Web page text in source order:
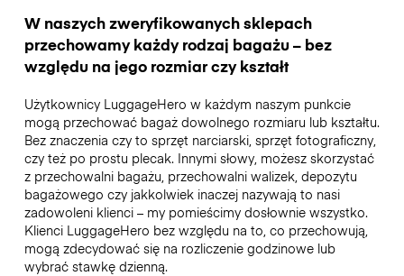
W naszych zweryfikowanych sklepach
przechowamy każdy rodzaj bagażu – bez
względu na jego rozmiar czy kształt
Użytkownicy LuggageHero w każdym naszym punkcie
mogą przechować bagaż dowolnego rozmiaru lub kształtu.
Bez znaczenia czy to sprzęt narciarski, sprzęt fotograficzny,
czy też po prostu plecak. Innymi słowy, możesz skorzystać
z przechowalni bagażu, przechowalni walizek, depozytu
bagażowego czy jakkolwiek inaczej nazywają to nasi
zadowoleni klienci – my pomieścimy dosłownie wszystko.
Klienci LuggageHero bez względu na to, co przechowują,
mogą zdecydować się na rozliczenie godzinowe lub
wybrać stawkę dzienną.